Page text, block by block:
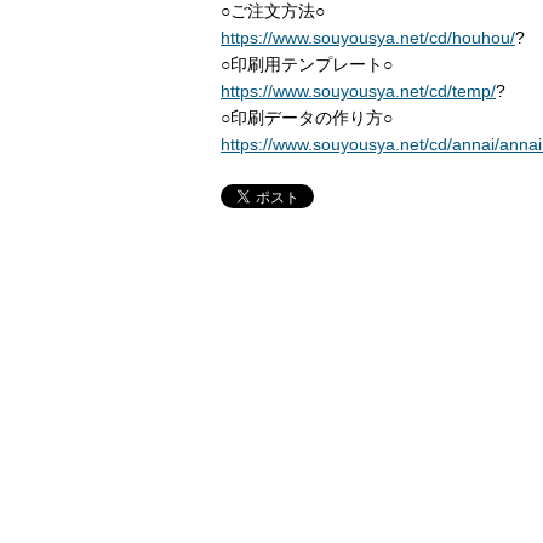
○ご注文方法○
https://www.souyousya.net/cd/houhou/?
○印刷用テンプレート○
https://www.souyousya.net/cd/temp/?
○印刷データの作り方○
https://www.souyousya.net/cd/annai/